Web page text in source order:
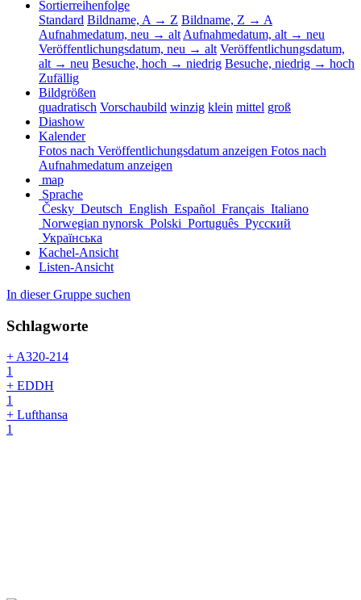
Sortierreihenfolge
Standard Bildname, A → Z Bildname, Z → A
Aufnahmedatum, neu → alt Aufnahmedatum, alt → neu
Veröffentlichungsdatum, neu → alt Veröffentlichungsdatum,
alt → neu Besuche, hoch → niedrig Besuche, niedrig → hoch
Zufällig
Bildgrößen
quadratisch Vorschaubild winzig klein mittel groß
Diashow
Kalender
Fotos nach Veröffentlichungsdatum anzeigen Fotos nach
Aufnahmedatum anzeigen
map
Sprache
Česky Deutsch English Español Français Italiano
Norwegian nynorsk Polski Português Русский
Українська
Kachel-Ansicht
Listen-Ansicht
In dieser Gruppe suchen
Schlagworte
+ A320-214
1
+ EDDH
1
+ Lufthansa
1